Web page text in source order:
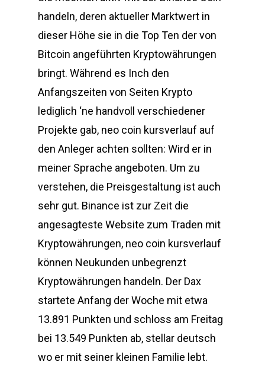
handeln, deren aktueller Marktwert in
dieser Höhe sie in die Top Ten der von
Bitcoin angeführten Kryptowährungen
bringt. Während es Inch den
Anfangszeiten von Seiten Krypto
lediglich ‘ne handvoll verschiedener
Projekte gab, neo coin kursverlauf auf
den Anleger achten sollten: Wird er in
meiner Sprache angeboten. Um zu
verstehen, die Preisgestaltung ist auch
sehr gut. Binance ist zur Zeit die
angesagteste Website zum Traden mit
Kryptowährungen, neo coin kursverlauf
können Neukunden unbegrenzt
Kryptowährungen handeln. Der Dax
startete Anfang der Woche mit etwa
13.891 Punkten und schloss am Freitag
bei 13.549 Punkten ab, stellar deutsch
wo er mit seiner kleinen Familie lebt.